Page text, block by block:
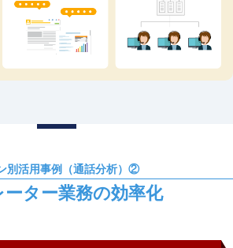
別活用事例（通話分析）②
ーター業務の効率化